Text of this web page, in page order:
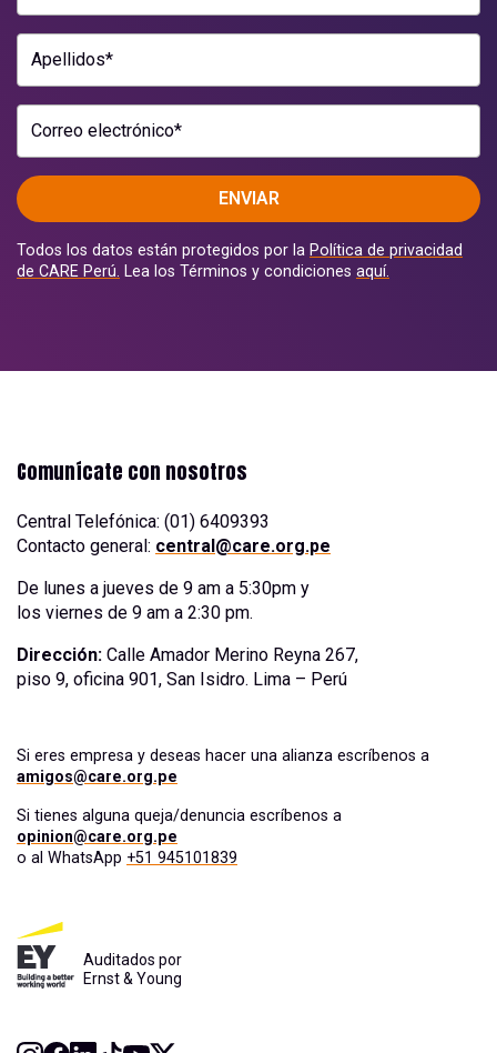
Apellidos*
Correo electrónico*
ENVIAR
Todos los datos están protegidos por la Política de privacidad
de CARE Perú. Lea los Términos y condiciones aquí.
Comunícate con nosotros
Central Telefónica: (01) 6409393
Contacto general: central@care.org.pe
De lunes a jueves de 9 am a 5:30pm y
los viernes de 9 am a 2:30 pm.
Dirección: Calle Amador Merino Reyna 267,
piso 9, oficina 901, San Isidro. Lima – Perú
Si eres empresa y deseas hacer una alianza escríbenos a
amigos@care.org.pe
Si tienes alguna queja/denuncia escríbenos a
opinion@care.org.pe
o al WhatsApp +51 945101839
Auditados por
Ernst & Young